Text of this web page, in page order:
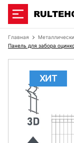
Главная
Панель для забора
ХИТ